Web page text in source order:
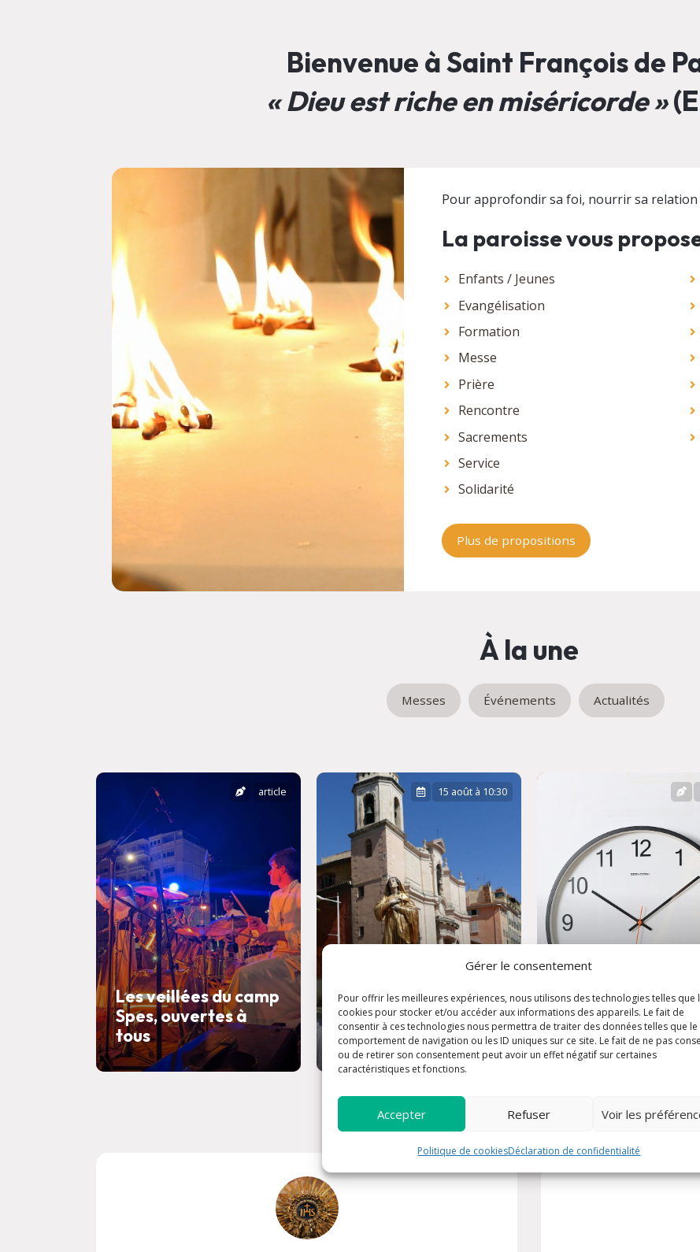
Gérer le consentement
Pour offrir les meilleures expériences, nous utilisons des technologies telles que
cookies pour stocker et/ou accéder aux informations des appareils. Le fait de
consentir à ces technologies nous permettra de traiter des données telles que le
comportement de navigation ou les ID uniques sur ce site. Le fait de ne pas
ou de retirer son consentement peut avoir un effet négatif sur certaines
caractéristiques et fonctions.
Accepter Refuser Voir les
Politique de cookiesDéclaration de confidentialité
Bienvenue à Saint François de
« Dieu est riche en miséricorde »
Pour approfondir sa foi, nourrir sa relation
La paroisse vous
Enfants / Jeunes
Evangélisation
Formation
Messe
Prière
Rencontre
Sacrements
Service
Solidarité
Plus de propositions
À la une
Messes Événements Actualités
Les veillées du camp
Spes, ouvertes à
tous
article
Fête de
l'Assomption
15 août à 10:30
Horaires d'été